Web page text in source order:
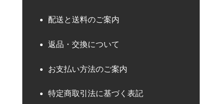
配送と送料のご案内
返品・交換について
お支払い方法のご案内
特定商取引法に基づく表記